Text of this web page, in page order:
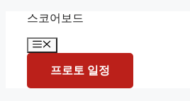
content
스코어보드
Menu
프로토 일정